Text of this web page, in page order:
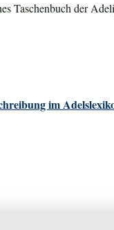
Taschenbuch der
im